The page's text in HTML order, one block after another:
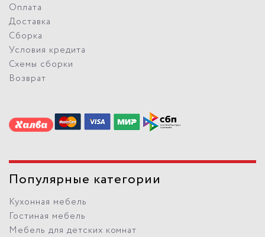
Оплата
Доставка
Сборка
Условия кредита
Схемы сборки
Возврат
Популярные категории
Кухонная мебель
Гостиная мебель
Мебель для детских комнат